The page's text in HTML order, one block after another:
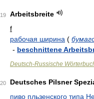
19
Arbeitsbreite
f
рабочая ширина (
- beschnittene
Deutsch-Russische
20
Deutsches Pilsner
пиво пльзенского типа